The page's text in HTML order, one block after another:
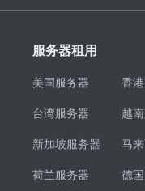
服务器租用
美国服务器 香
台湾服务器 越
新加坡服务器 马
荷兰服务器 德